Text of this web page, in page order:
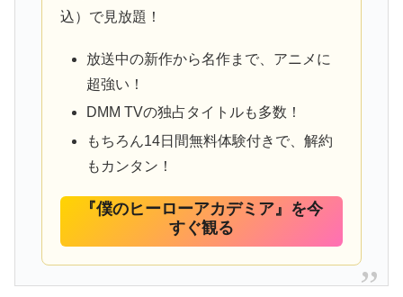
込）で見放題！
放送中の新作から名作まで、アニメに
超強い！
DMM TVの独占タイトルも多数！
もちろん14日間無料体験付きで、解約
もカンタン！
『僕のヒーローアカデミア』を今
すぐ観る